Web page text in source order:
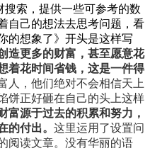
搜索，提供一些可参考的数
自己的想法去思考问题，看
的想象了》开头是这样写
造更多的财富，甚至愿意花
着花时间省钱，这是一件得
人，他们绝对不会相信天上
饼正好砸在自己的头上这样
富源于过去的积累和努力，
的付出。 这里运用了设置问
阅读文章。没有华丽的语